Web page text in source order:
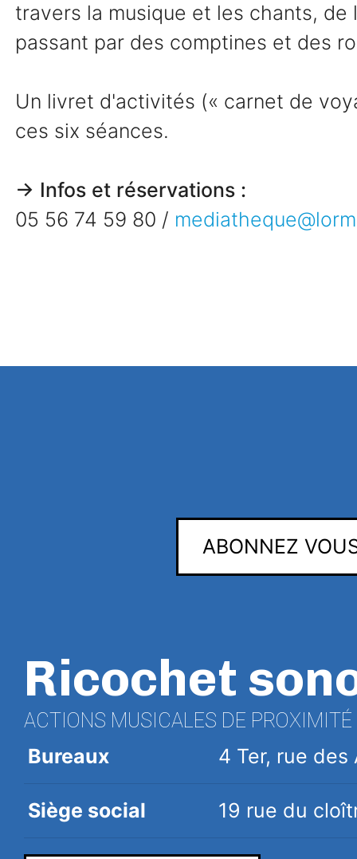
travers la musique et les chants,
passant par des comptines et des
Un livret d'activités (« carnet de
ces six séances.
-> Infos et réservations :
05 56 74 59 80 /
ABONNEZ
Ricochet
ACTIONS MUSICALES DE PROXIMITÉ
Bureaux 4 Ter, rue des
Siège social 19 rue du